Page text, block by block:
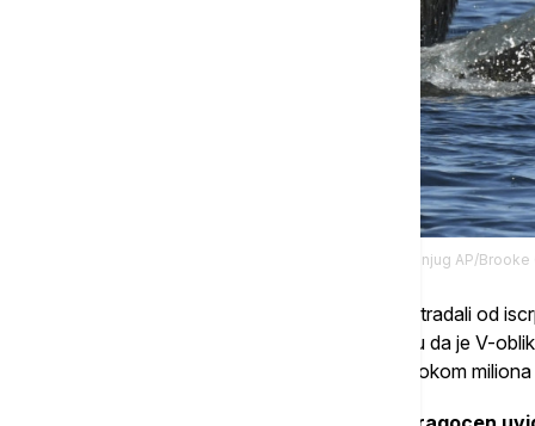
Tanjug AP/
Druga hipoteza je da su pojedini kitovi nastradali od
ronjenjem. Naučnici takođe pretpostavljaju da je V-
ostatke kitova ka istom "mestu odmora" tokom